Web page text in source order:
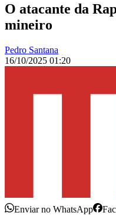
O atacante da
mineiro
Pedro Santana
16/10/2025 01:20
Enviar no WhatsApp